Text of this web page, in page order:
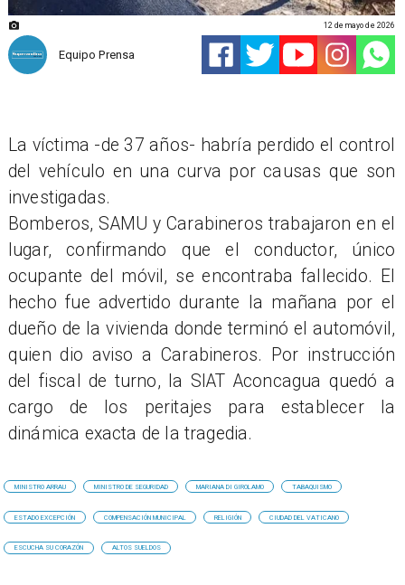
Equipo Prensa
12 de mayo de 2026
La víctima -de 37 años- habría perdido el control
del vehículo en una curva por causas que son
investigadas.
Bomberos, SAMU y Carabineros trabajaron en el
lugar, confirmando que el conductor, único
ocupante del móvil, se encontraba fallecido. El
hecho fue advertido durante la mañana por el
dueño de la vivienda donde terminó el automóvil,
quien dio aviso a Carabineros. Por instrucción
del fiscal de turno, la SIAT Aconcagua quedó a
cargo de los peritajes para establecer la
dinámica exacta de la tragedia.
MINISTRO ARRAU MINISTRO DE SEGURIDAD MARIANA DI GIROLAMO TABAQUISMO
ESTADO EXCEPCIÓN COMPENSACIÓN MUNICIPAL RELIGIÓN CIUDAD DEL VATICANO
ESCUCHA SU CORAZÓN ALTOS SUELDOS